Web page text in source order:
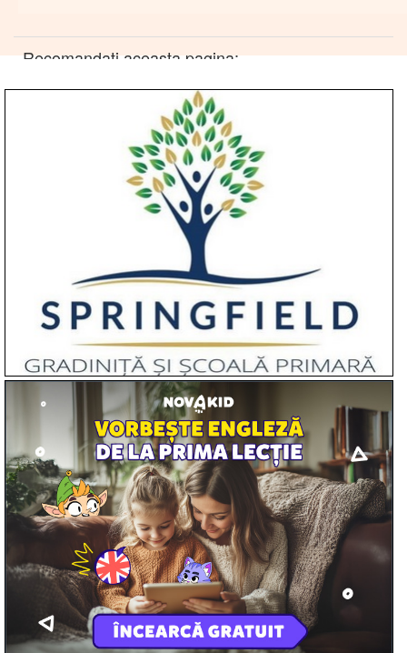
Recomandati aceasta pagina: